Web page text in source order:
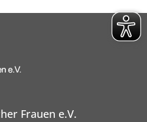
Frauen e.V.